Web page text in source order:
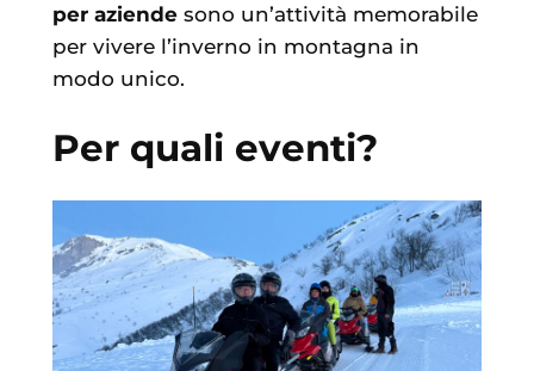
per aziendesono un’attività memorabile
per vivere l’inverno in montagna in
modo unico.
Per quali eventi?